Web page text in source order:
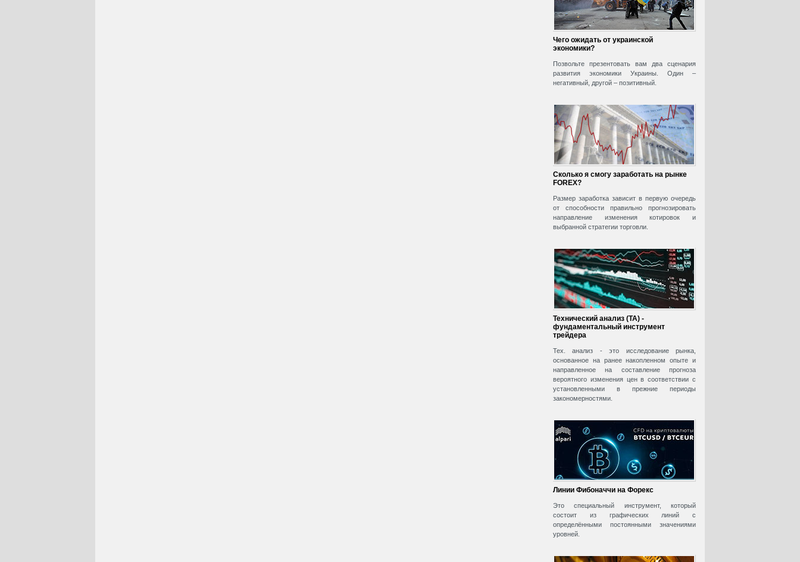
Чего ожидать от украинской
экономики?
Позвольте презентовать вам два сценария
развития экономики Украины. Один –
негативный, другой – позитивный.
Сколько я смогу заработать на рынке
FOREX?
Размер заработка зависит в первую очередь
от способности правильно прогнозировать
направление изменения котировок и
выбранной стратегии торговли.
Технический анализ (ТА) -
фундаментальный инструмент
трейдера
Тех. анализ - это исследование рынка,
основанное на ранее накопленном опыте и
направленное на составление прогноза
вероятного изменения цен в соответствии с
установленными в прежние периоды
закономерностями.
Линии Фибоначчи на Форекс
Это специальный инструмент, который
состоит из графических линий с
определёнными постоянными значениями
уровней.